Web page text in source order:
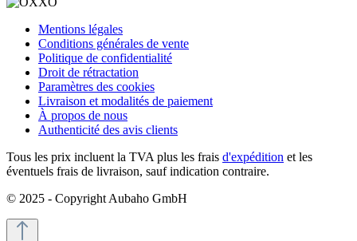
Mentions légales
Conditions générales de vente
Politique de confidentialité
Droit de rétractation
Paramètres des cookies
Livraison et modalités de paiement
À propos de nous
Authenticité des avis clients
Tous les prix incluent la TVA plus les frais d'expédition et les
éventuels frais de livraison, sauf indication contraire.
© 2025 - Copyright Aubaho GmbH